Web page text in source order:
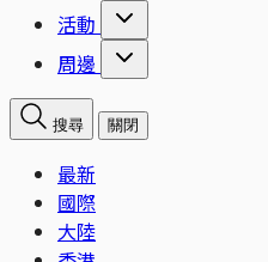
活動
周邊
搜尋 關閉
最新
國際
大陸